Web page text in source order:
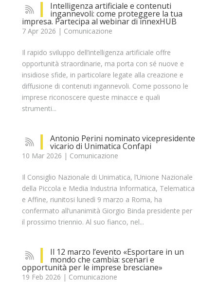
Intelligenza artificiale e contenuti
ingannevoli: come proteggere la tua
impresa. Partecipa al webinar di innexHUB
7 Apr 2026 | Comunicazione
Il rapido sviluppo dell’intelligenza artificiale offre
opportunità straordinarie, ma porta con sé nuove e
insidiose sfide, in particolare legate alla creazione e
diffusione di contenuti ingannevoli. Come possono le
imprese riconoscere queste minacce e quali
strumenti...
Antonio Perini nominato vicepresidente
vicario di Unimatica Confapi
10 Mar 2026 | Comunicazione
Il Consiglio Nazionale di Unimatica, l’Unione Nazionale
della Piccola e Media Industria Informatica, Telematica
e Affine, riunitosi lunedì 9 marzo a Roma, ha
confermato all’unanimità Giorgio Binda presidente per
il prossimo triennio. Al suo fianco, nel...
Il 12 marzo l’evento «Esportare in un
mondo che cambia: scenari e
opportunità per le imprese bresciane»
19 Feb 2026 | Comunicazione